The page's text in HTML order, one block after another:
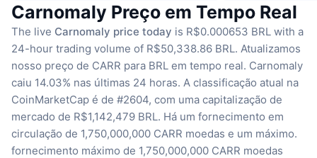
Carnomaly Preço em Tempo Real
The live Carnomaly price today is R$0.000653 BRL with a
24-hour trading volume of R$50,338.86 BRL. Atualizamos
nosso preço de CARR para BRL em tempo real. Carnomaly
caiu 14.03% nas últimas 24 horas. A classificação atual na
CoinMarketCap é de #2604, com uma capitalização de
mercado de R$1,142,479 BRL. Há um fornecimento em
circulação de 1,750,000,000 CARR moedas e um máximo.
fornecimento máximo de 1,750,000,000 CARR moedas